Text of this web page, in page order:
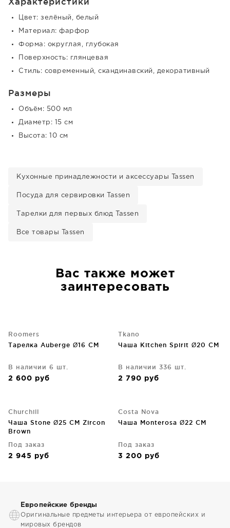
Цвет: зелёный, белый
Материал: фарфор
Форма: округлая, глубокая
Поверхность: глянцевая
Стиль: современный, скандинавский, декоративный
Размеры
Объём: 500 мл
Диаметр: 15 см
Высота: 10 см
Кухонные принадлежности и аксессуары Tassen
Посуда для сервировки Tassen
Тарелки для первых блюд Tassen
Все товары Tassen
Вас также может
заинтересовать
Roomers
Тарелка Auberge Ø16 CM
В наличии 6 шт.
2 600 руб
Tkano
Чаша Kitchen Spirit Ø20 CM
В наличии 336 шт.
2 790 руб
Churchill
Чаша Stone Ø25 CM Zircon
Brown
Под заказ
2 945 руб
Costa Nova
Чаша Monterosa Ø22 CM
Под заказ
3 200 руб
Европейские бренды
Оригинальные предметы интерьера от европейских и
мировых брендов